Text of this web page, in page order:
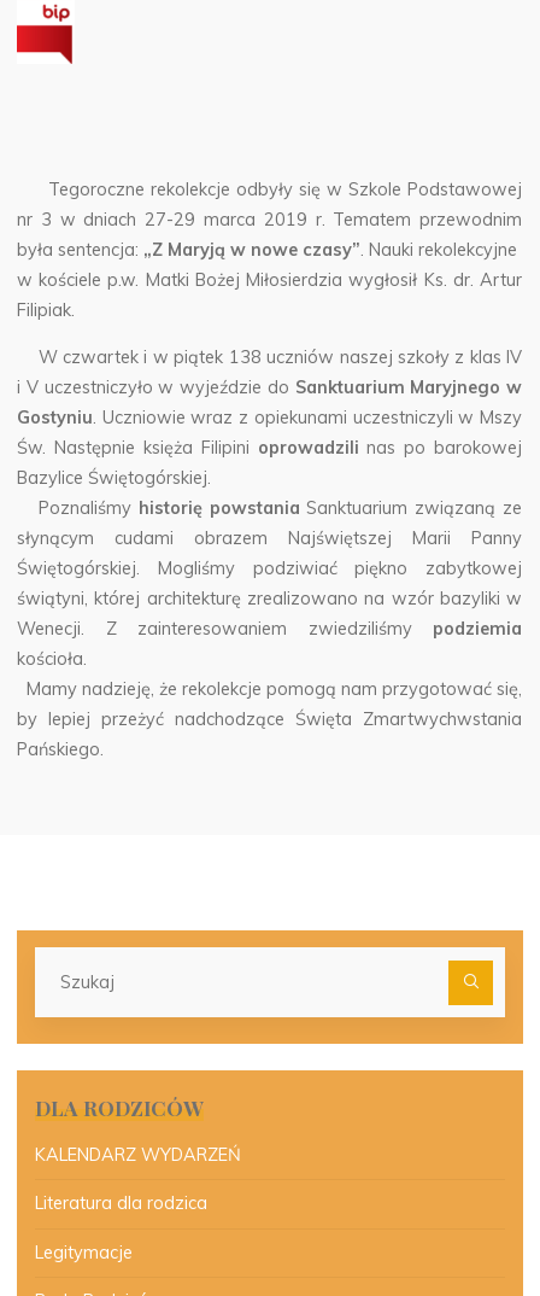
Tegoroczne rekolekcje odbyły się w Szkole Podstawowej
nr 3 w dniach 27-29 marca 2019 r. Tematem przewodnim
była sentencja: „Z Maryją w nowe czasy”. Nauki rekolekcyjne
w kościele p.w. Matki Bożej Miłosierdzia wygłosił Ks. dr. Artur
Filipiak.
W czwartek i w piątek 138 uczniów naszej szkoły z klas IV
i V uczestniczyło w wyjeździe do Sanktuarium Maryjnego w
Gostyniu. Uczniowie wraz z opiekunami uczestniczyli w Mszy
Św. Następnie księża Filipini oprowadzili nas po barokowej
Bazylice Świętogórskiej.
Poznaliśmy historię powstania Sanktuarium związaną ze
słynącym cudami obrazem Najświętszej Marii Panny
Świętogórskiej. Mogliśmy podziwiać piękno zabytkowej
świątyni, której architekturę zrealizowano na wzór bazyliki w
Wenecji. Z zainteresowaniem zwiedziliśmy podziemia
kościoła.
Mamy nadzieję, że rekolekcje pomogą nam przygotować się,
by lepiej przeżyć nadchodzące Święta Zmartwychwstania
Pańskiego.
DLA RODZICÓW
KALENDARZ WYDARZEŃ
Literatura dla rodzica
Legitymacje